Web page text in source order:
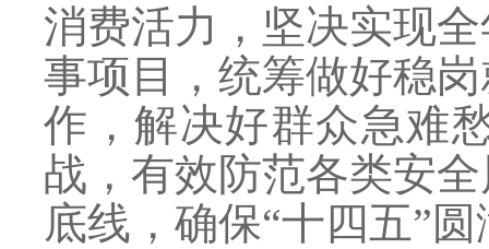
消费活力，坚决实现
事项目，统筹做好稳
作，解决好群众急难
战，有效防范各类安
底线，确保“十四五”